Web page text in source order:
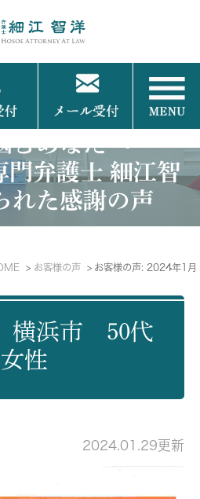
むあなたへ──
門弁護士 細江智
れた感謝の声
お客様の声 お客様の声: 2024年1月
横浜市 50代
女性
2024.01.29更新